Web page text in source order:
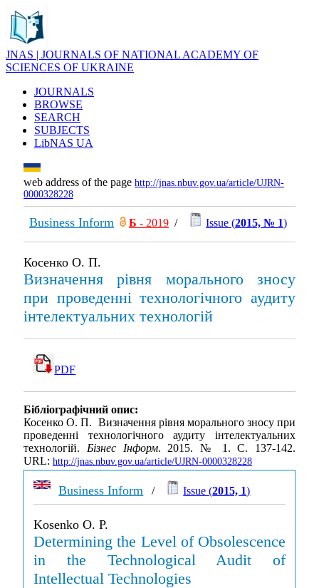
JNAS | JOURNALS OF NATIONAL ACADEMY OF
SCIENCES OF UKRAINE
JOURNALS
BROWSE
SEARCH
SUBJECTS
LibNAS UA
web address of the page http://jnas.nbuv.gov.ua/article/UJRN-
0000328228
Business Inform Б - 2019 / Issue (2015, № 1)
Косенко О. П.
Визначення рівня морального зносу
при проведенні технологічного аудиту
інтелектуальних технологій
PDF
Бібліографічний опис:
Косенко О. П. Визначення рівня морального зносу при
проведенні технологічного аудиту інтелектуальних
технологій. Бізнес Інформ. 2015. № 1. С. 137-142.
URL: http://jnas.nbuv.gov.ua/article/UJRN-0000328228
Business Inform / Issue (2015, 1)
Kosenko O. P.
Determining the Level of Obsolescence
in the Technological Audit of
Intellectual Technologies